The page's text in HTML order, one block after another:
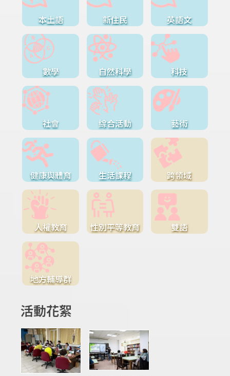
本土語 新住民 英語文
數學 自然科學 科技
社會 綜合活動 藝術
健康與體育 生活課程 跨領域
人權教育 性別平等教育 雙語
地方輔導群
活動花絮